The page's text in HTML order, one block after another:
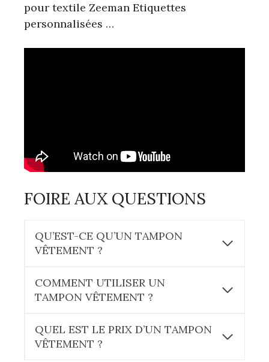
pour textile Zeeman Etiquettes
personnalisées …
FOIRE AUX QUESTIONS
QU’EST-CE QU’UN TAMPON
VÊTEMENT ?
COMMENT UTILISER UN
TAMPON VÊTEMENT ?
QUEL EST LE PRIX D’UN TAMPON
VÊTEMENT ?